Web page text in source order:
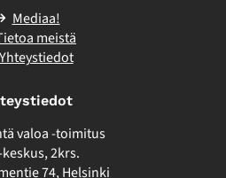
Mediaa!
meistä
Yhteystiedot
valoa -toimitus
2krs.
74, Helsinki